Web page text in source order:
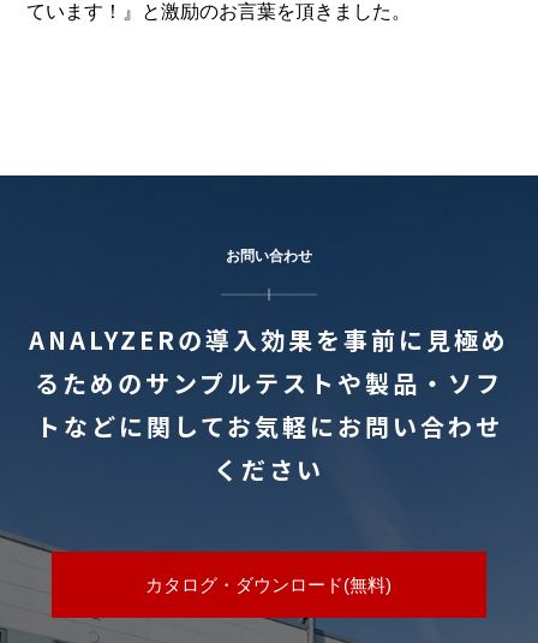
ています！』と激励のお言葉を頂きました。
お問い合わせ
ANALYZERの導入効果を事前に見極め
るためのサンプルテストや製品・ソフ
トなどに関してお気軽にお問い合わせ
ください
カタログ・ダウンロード(無料)